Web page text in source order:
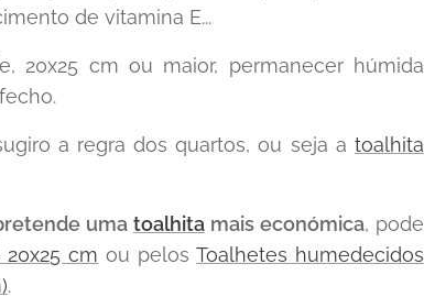
de vitamina E...
20x25 cm ou maior, permanecer húmida
a regra dos quartos, ou seja a toalhita
uma toalhitamais económica, pode
cm ou pelosToalhetes humedecidos
.